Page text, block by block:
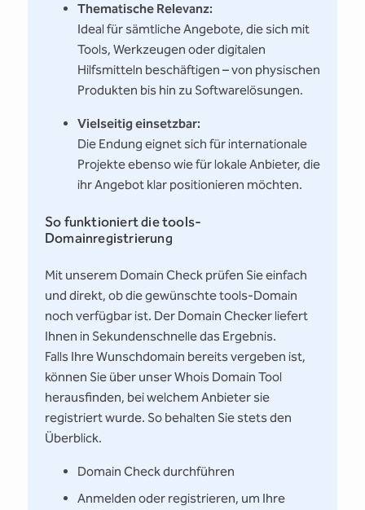
Thematische Relevanz:
Ideal für sämtliche Angebote, die sich mit
Tools, Werkzeugen oder digitalen
Hilfsmitteln beschäftigen – von physischen
Produkten bis hin zu Softwarelösungen.
Vielseitig einsetzbar:
Die Endung eignet sich für internationale
Projekte ebenso wie für lokale Anbieter, die
ihr Angebot klar positionieren möchten.
So funktioniert die tools-
Domainregistrierung
Mit unserem Domain Check prüfen Sie einfach
und direkt, ob die gewünschte tools-Domain
noch verfügbar ist. Der Domain Checker liefert
Ihnen in Sekundenschnelle das Ergebnis.
Falls Ihre Wunschdomain bereits vergeben ist,
können Sie über unser Whois Domain Tool
herausfinden, bei welchem Anbieter sie
registriert wurde. So behalten Sie stets den
Überblick.
Domain Check durchführen
Anmelden oder registrieren, um Ihre